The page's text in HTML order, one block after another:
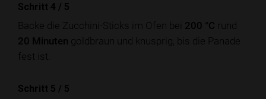
Schritt 4 / 5
Backe die Zucchini-Sticks im Ofen bei 200 °C rund
20 Minuten goldbraun und knusprig, bis die Panade
fest ist.
Schritt 5 / 5